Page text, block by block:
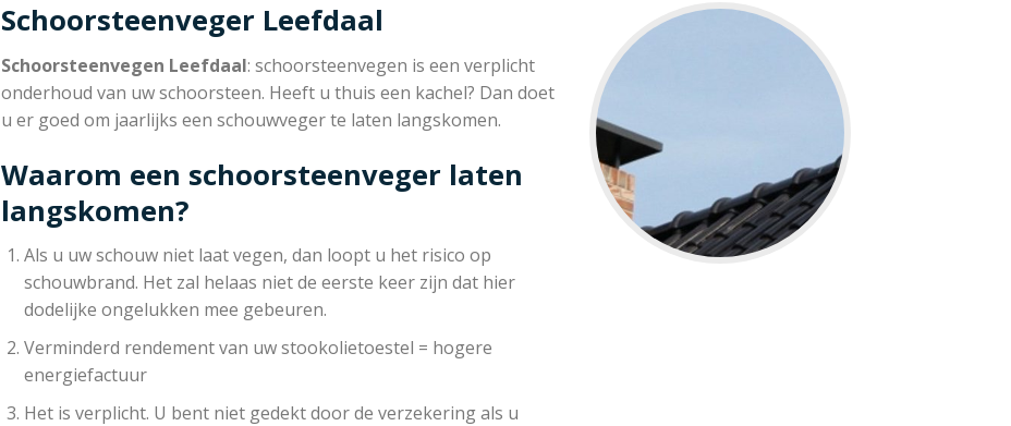
Schoorsteenveger Leefdaal
Schoorsteenvegen Leefdaal: schoorsteenvegen is een verplicht
onderhoud van uw schoorsteen. Heeft u thuis een kachel? Dan doet
u er goed om jaarlijks een schouwveger te laten langskomen.
Waarom een schoorsteenveger laten
langskomen?
Als u uw schouw niet laat vegen, dan loopt u het risico op
schouwbrand. Het zal helaas niet de eerste keer zijn dat hier
dodelijke ongelukken mee gebeuren.
Verminderd rendement van uw stookolietoestel = hogere
energiefactuur
Het is verplicht. U bent niet gedekt door de verzekering als u